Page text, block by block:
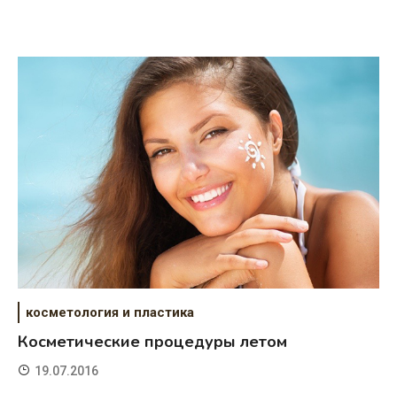
косметология и пластика
Косметические процедуры летом
19.07.2016